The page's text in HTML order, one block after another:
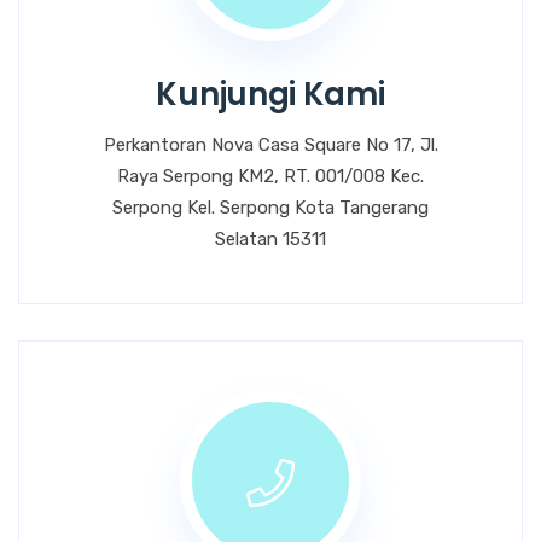
Kunjungi Kami
Perkantoran Nova Casa Square No 17, Jl.
Raya Serpong KM2, RT. 001/008 Kec.
Serpong Kel. Serpong Kota Tangerang
Selatan 15311